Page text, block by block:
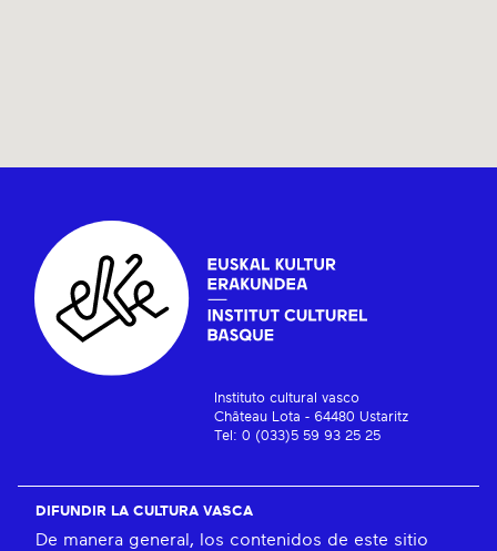
Instituto cultural vasco
Château Lota - 64480 Ustaritz
Tel: 0 (033)5 59 93 25 25
DIFUNDIR LA CULTURA VASCA
De manera general, los contenidos de este sitio